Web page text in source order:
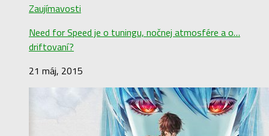
Zaujímavosti
Need for Speed je o tuningu, nočnej atmosfére a o…
driftovaní?
21 máj, 2015